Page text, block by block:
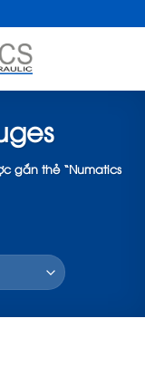
gắn thẻ “Numatics